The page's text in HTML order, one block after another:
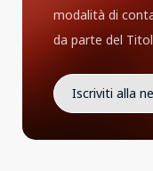
modalità di
da parte del